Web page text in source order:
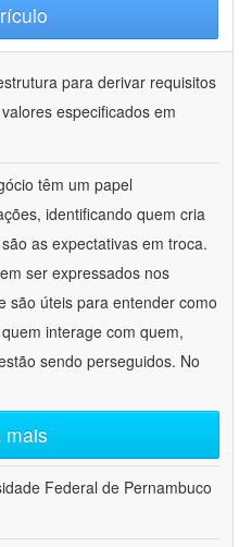
para derivar requisitos
especificados em
têm um papel
identificando quem cria
as expectativas em troca.
ser expressados nos
são úteis para entender como
interage com quem,
sendo perseguidos. No
mais
Federal de Pernambuco